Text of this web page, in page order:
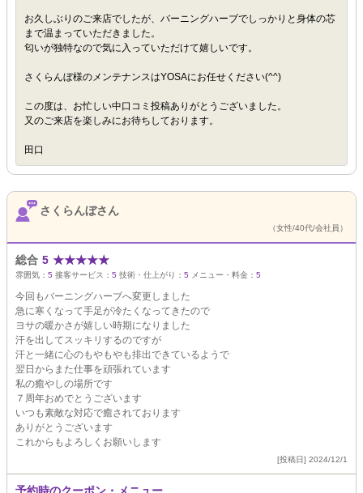
お久しぶりのご来店でしたが、バーニングハーブでしっかりと身体の芯
まで温まっていただきました。
匂いが独特なので気に入っていただけて嬉しいです。
さくらんぼ様のメンテナンスはYOSAにお任せください(^^)
この度は、お忙しい中口コミ投稿ありがとうございました。
又のご来店を楽しみにお待ちしております。
田口
さくらんぼさん
（女性/40代/会社員）
総合 5 ★★★★★
雰囲気： 5 接客サービス： 5 技術・仕上がり： 5 メニュー・料金： 5
今回もバーニングハーブへ変更しました
急に寒くなって手足が冷たくなってきたので
ヨサの暖かさが嬉しい時期になりました
汗を出してスッキリするのですが
汗と一緒に心のもやもやも排出できているようで
翌日からまた仕事を頑張れています
私の癒やしの場所です
７周年おめでとうございます
いつも素敵な対応で癒されております
ありがとうございます
これからもよろしくお願いします
[投稿日] 2024/12/1